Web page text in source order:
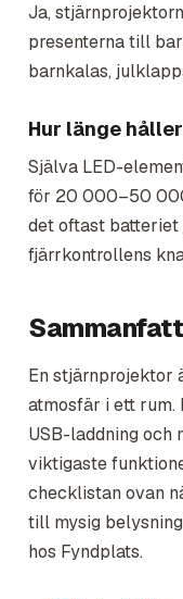
Ja,
presenterna till
barnkalas,
Hur länge
Själva LED-
för 20 000–50
det oftast
fjärrkontrollens
En stjärnprojektor
atmosfär i ett rum.
USB-laddning och
viktigaste
checklistan ovan
till mysig
hos Fyndplats.